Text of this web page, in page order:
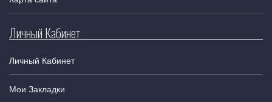
Личный Кабинет
Личный Кабинет
Мои Закладки